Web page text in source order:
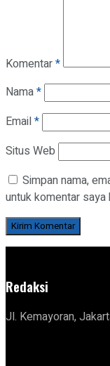
Komentar*
Nama*
Email*
Situs Web
Simpan nama,
untuk komentar saya
Redaksi
Jl. Kemayoran,